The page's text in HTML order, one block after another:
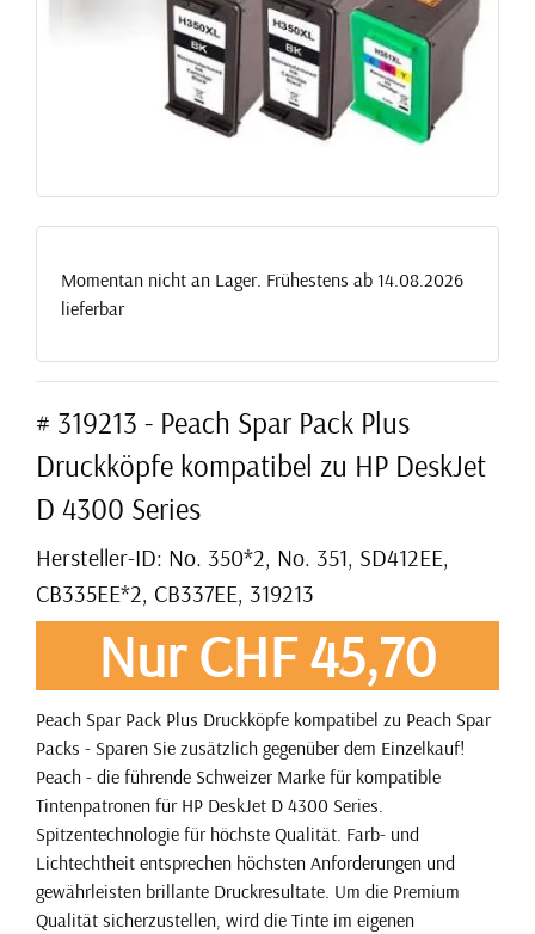
Momentan nicht an Lager. Frühestens ab 14.08.2026
lieferbar
# 319213 - Peach Spar Pack Plus
Druckköpfe kompatibel zu HP DeskJet
D 4300 Series
Hersteller-ID: No. 350*2, No. 351, SD412EE,
CB335EE*2, CB337EE, 319213
Nur CHF 45,70
Peach Spar Pack Plus Druckköpfe kompatibel zu Peach Spar
Packs - Sparen Sie zusätzlich gegenüber dem Einzelkauf!
Peach - die führende Schweizer Marke für kompatible
Tintenpatronen für HP DeskJet D 4300 Series.
Spitzentechnologie für höchste Qualität. Farb- und
Lichtechtheit entsprechen höchsten Anforderungen und
gewährleisten brillante Druckresultate. Um die Premium
Qualität sicherzustellen, wird die Tinte im eigenen